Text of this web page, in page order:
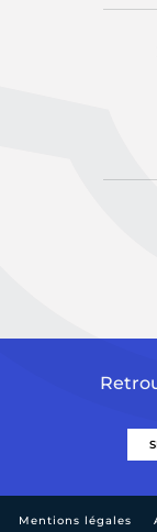
Mentions légales